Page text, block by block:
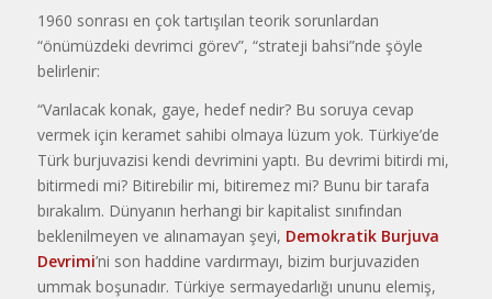
1960 sonrası en çok tartışılan teorik sorunlardan
“önümüzdeki devrimci görev”, “strateji bahsi”nde şöyle
belirlenir:
“Varılacak konak, gaye, hedef nedir? Bu soruya cevap
vermek için keramet sahibi olmaya lüzum yok. Türkiye’de
Türk burjuvazisi kendi devrimini yaptı. Bu devrimi bitirdi mi,
bitirmedi mi? Bitirebilir mi, bitiremez mi? Bunu bir tarafa
bırakalım. Dünyanın herhangi bir kapitalist sınıfından
beklenilmeyen ve alınamayan şeyi, Demokratik Burjuva
Devrimi’ni son haddine vardırmayı, bizim burjuvaziden
ummak boşunadır. Türkiye sermayedarlığı ununu elemiş,